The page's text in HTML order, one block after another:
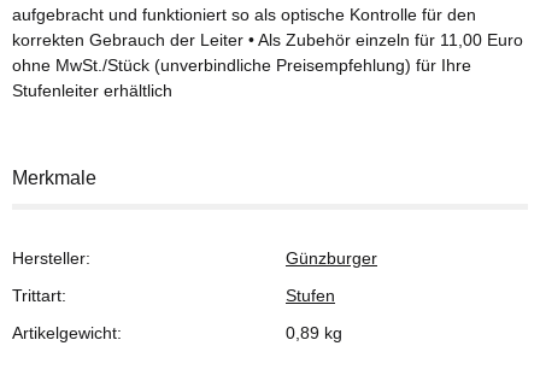
aufgebracht und funktioniert so als optische Kontrolle für den
korrekten Gebrauch der Leiter • Als Zubehör einzeln für 11,00 Euro
ohne MwSt./Stück (unverbindliche Preisempfehlung) für Ihre
Stufenleiter erhältlich
Merkmale
Hersteller:
Günzburger
Trittart:
Stufen
Artikelgewicht:
0,89 kg